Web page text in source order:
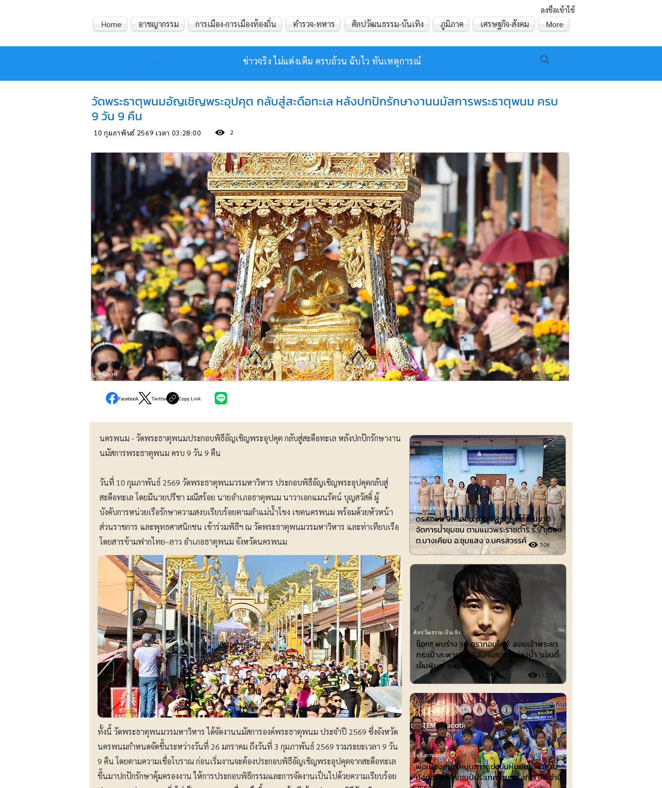
ลงชื่อเข้าใช้
ข่าวจริง ไม่แต่งเติม ครบถ้วน ฉับไว ทันเหตุการณ์
Home อาชญากรรม การเมือง-การเมืองท้องถิ่น ตำรวจ-ทหาร ศิลปวัฒนธรรม-บันเทิง ภูมิภาค เศรษฐกิจ-สังคม More
วัดพระธาตุพนมอัญเชิญพระอุปคุต กลับสู่สะดือทะเล หลังปกปักรักษางานนมัสการพระธาตุพนม ครบ
9 วัน 9 คืน
10 กุมภาพันธ์ 2569 เวลา 03:28:00 2
ภูมิภาค
Facebook Twitter Copy Link
นครพนม - วัดพระธาตุพนมประกอบพิธีอัญเชิญพระอุปคุต กลับสู่สะดือทะเล หลังปกปักรักษางาน
นมัสการพระธาตุพนม ครบ 9 วัน 9 คืน
วันที่ 10 กุมภาพันธ์ 2569 วัดพระธาตุพนมวรมหาวิหาร ประกอบพิธีอัญเชิญพระอุปคุตกลับสู่
สะดือทะเล โดยมีนายปรีชา มณีสร้อย นายอำเภอธาตุพนม นาวาเอกแมนรัตน์ บุญสวัสดิ์ ผู้
บังคับการหน่วยเรือรักษาความสงบเรียบร้อยตามลำแม่น้ำโขง เขตนครพนม พร้อมด้วยหัวหน้า
ส่วนราชการ และพุทธศาสนิกชน เข้าร่วมพิธีฯ ณ วัดพระธาตุพนมวรมหาวิหาร และท่าเทียบเรือ
โดยสารข้ามฟากไทย–ลาว อำเภอธาตุพนม จังหวัดนครพนม
ทั้งนี้ วัดพระธาตุพนมวรมหาวิหาร ได้จัดงานนมัสการองค์พระธาตุพนม ประจำปี 2569 ซึ่งจังหวัด
นครพนมกำหนดจัดขึ้นระหว่างวันที่ 26 มกราคม ถึงวันที่ 3 กุมภาพันธ์ 2569 รวมระยะเวลา 9 วัน
9 คืน โดยตามความเชื่อโบราณ ก่อนเริ่มงานจะต้องประกอบพิธีอัญเชิญพระอุปคุตจากสะดือทะเล
ขึ้นมาปกปักรักษาคุ้มครองงาน ให้การประกอบพิธีกรรมและการจัดงานเป็นไปด้วยความเรียบร้อย
ดร.รอยล จิตรดอน เปิดพิพิธภัณฑ์ธรรมชาติ
จัดการน้ำชุมชน ตามแนวพระราชดำริ ร.9 ชุมชน
ต.บางเคียน อ.ชุมแสง จ.นครสวรรค์
506
ข่าวประชาสัมพันธ์
ช็อก!! พบร่าง 'เต้ ดรากอนไฟว์' ลอยเจ้าพระยา
กระเป๋าสะพายพบก้อนหินคาดใช้ถ่วงน้ำ 'แอนดี้
เข็มพิมุก' เผยเสียใจ
1127
ศิลปวัฒธรรม-บันเทิง
ไอที-ยานยนต์
พ่อเมืองลุ่มภู หนุนการแข่งขันหุ่นยนต์พื้นฐาน
บังคับมือ ชิงแชมป์ประเทศไทย ครั้งที่ 3 ประจำปี